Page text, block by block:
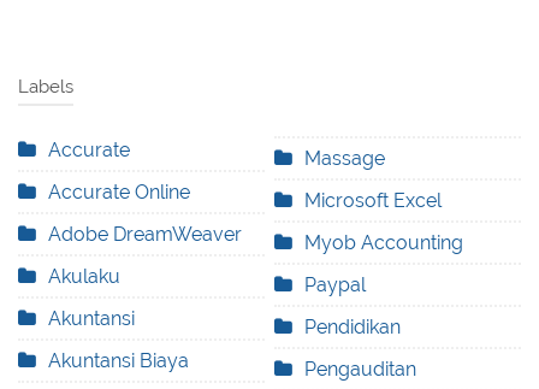
Labels
Accurate
Accurate Online
Adobe DreamWeaver
Akulaku
Akuntansi
Akuntansi Biaya
Massage
Microsoft Excel
Myob Accounting
Paypal
Pendidikan
Pengauditan